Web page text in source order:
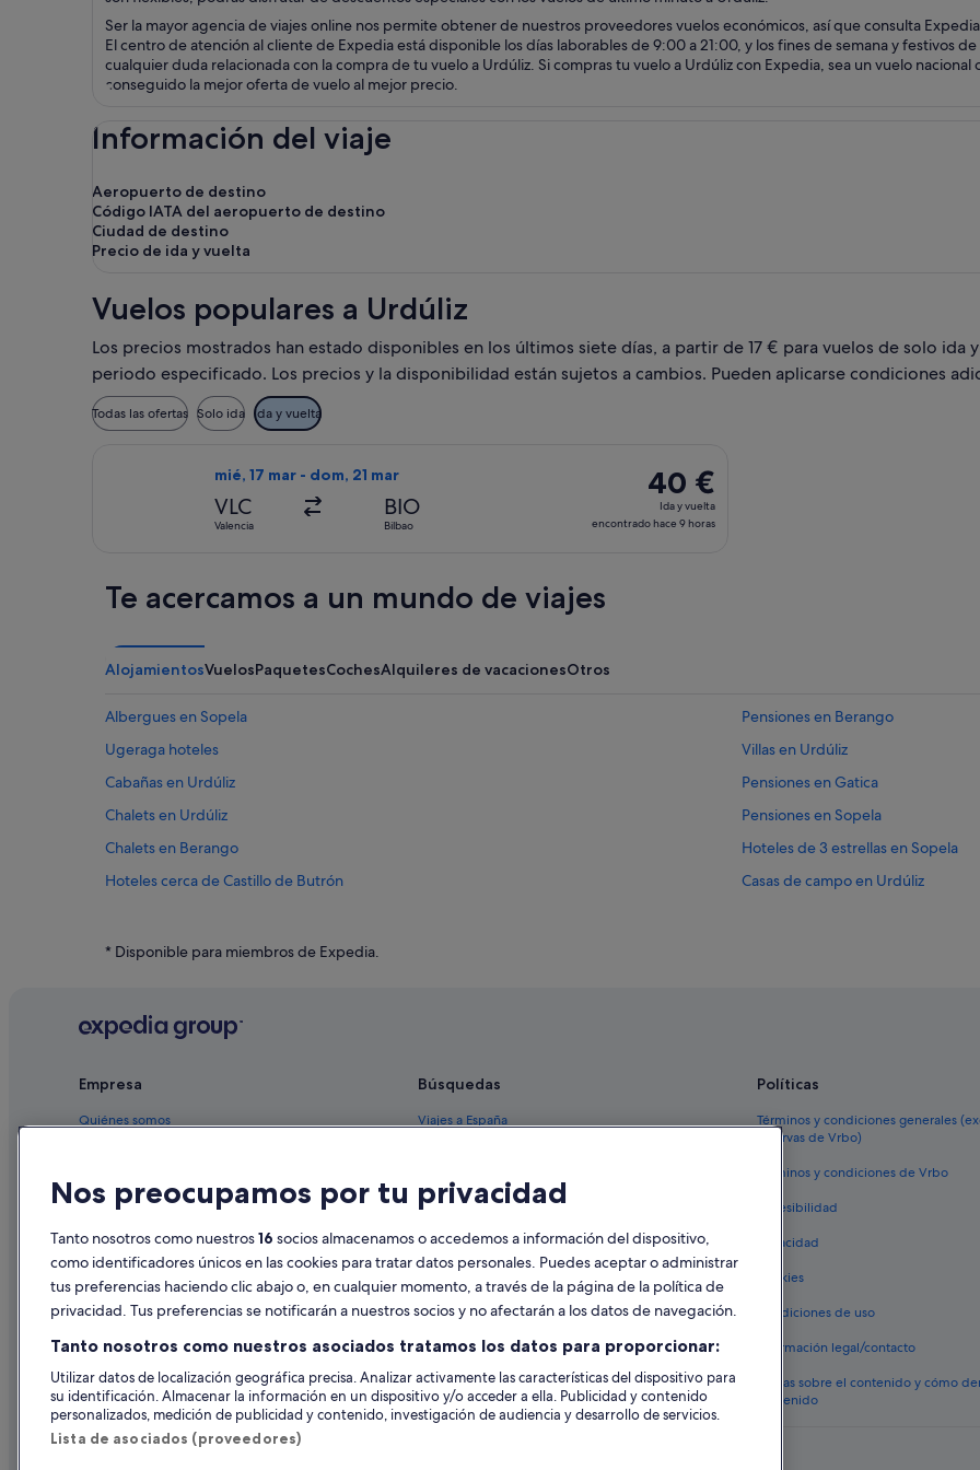
Ser la mayor agencia de viajes online nos permite obtener de nuestros proveedores vuelos económicos, así que consulta
El centro de atención al cliente de Expedia está disponible los días laborables de 9:00 a 21:00, y los fines de semana y festivos
cualquier duda relacionada con la compra de tu vuelo a Urdúliz. Si compras tu vuelo a Urdúliz con Expedia, sea un vuelo
conseguido la mejor oferta de vuelo al mejor precio.
Información del viaje
Aeropuerto de destino
Código IATA del aeropuerto de destino
Ciudad de destino
Precio de ida y vuelta
Vuelos populares a Urdúliz
Los precios mostrados han estado disponibles en los últimos siete días, a partir de 17 € para vuelos de solo ida
periodo especificado. Los precios y la disponibilidad están sujetos a cambios. Pueden aplicarse condiciones
Todas las ofertas Solo ida Ida y vuelta
mié, 17 mar - dom, 21 mar
VLC
Valencia
BIO
Bilbao
40 €
Ida
y
40 €
Ida y vuelta
encontrado hace 9 horas
Te acercamos a un mundo de viajes
AlojamientosVuelosPaquetesCochesAlquileres de vacacionesOtros
Albergues en Sopela
Pensiones en Berango
Ugeraga hoteles
Villas en Urdúliz
Cabañas en Urdúliz
Pensiones en Gatica
Chalets en Urdúliz
Pensiones en Sopela
Chalets en Berango
Hoteles de 3 estrellas en Sopela
Hoteles cerca de Castillo de Butrón
Casas de campo en Urdúliz
Casas privadas de vacaciones en Urdúliz
Bilbao hoteles
Campings de caravanas en Urdúliz
Hoteles con restaurante en Sopela
Albergues en Urdúliz
Casas rurales en Berango
Albergues en Berango
Pensiones en Urdúliz
Hoteles con gimnasio en Sopela
Apartamentos en Berango
Hoteles cerca de Estación de
Hoteles cerca de Estación de metro de Urdúliz
Urdúliz hoteles
Hoteles de aventura en Gatica
Casas de huéspedes en Sopela
Silken hoteles en Berango
Casas de huéspedes en Urdúliz
Apartamentos en Urdúliz
* Disponible para miembros de Expedia.
Empresa
Quiénes somos
Anuncia tu alojamiento
Prensa
Búsquedas
Viajes a España
Alquileres vacacionales España
Vuelos baratos en España
Alquiler de coches en España
Políticas
Términos y condiciones generales
reservas de Vrbo)
Términos y condiciones de Vrbo
Accesibilidad
Privacidad
Cookies
Condiciones de uso
Información legal/contacto
Pautas sobre el contenido y cómo
contenido
Nos preocupamos por tu privacidad
Tanto nosotros como nuestros16 socios almacenamos o accedemos a información del dispositivo,
como identificadores únicos en las cookies para tratar datos personales. Puedes aceptar o administrar
tus preferencias haciendo clic abajo o, en cualquier momento, a través de la página de la política de
privacidad. Tus preferencias se notificarán a nuestros socios y no afectarán a los datos de navegación.
Tanto nosotros como nuestros asociados tratamos los datos para proporcionar:
Utilizar datos de localización geográfica precisa. Analizar activamente las características del dispositivo para
su identificación. Almacenar la información en un dispositivo y/o acceder a ella. Publicidad y contenido
personalizados, medición de publicidad y contenido, investigación de audiencia y desarrollo de servicios.
Lista de asociados (proveedores)